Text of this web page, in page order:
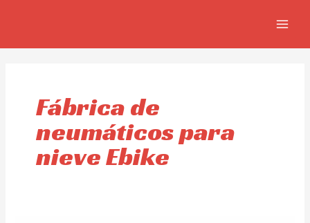
Fábrica de
neumáticos para
nieve Ebike